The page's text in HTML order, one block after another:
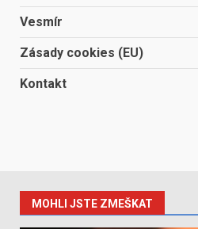
Vesmír
Zásady cookies (EU)
Kontakt
MOHLI JSTE ZMEŠKAT